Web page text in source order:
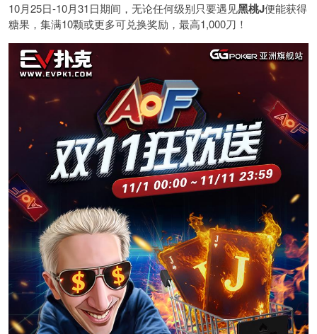
10月25日-10月31日期间，无论任何级别只要遇见黑桃J便能获得
糖果，集满10颗或更多可兑换奖励，最高1,000刀！